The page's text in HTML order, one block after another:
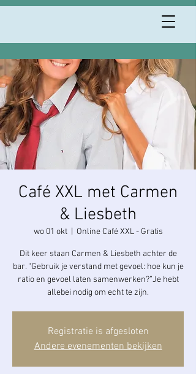
Café XXL met Carmen
& Liesbeth
wo 01 okt
  |
Online Café XXL - Gratis
Dit keer staan Carmen & Liesbeth achter de
bar. “Gebruik je verstand met gevoel: hoe kun je
ratio en gevoel laten samenwerken?”Je hebt
allebei nodig om echt te zijn.
Registratie is afgesloten
Andere evenementen bekijken